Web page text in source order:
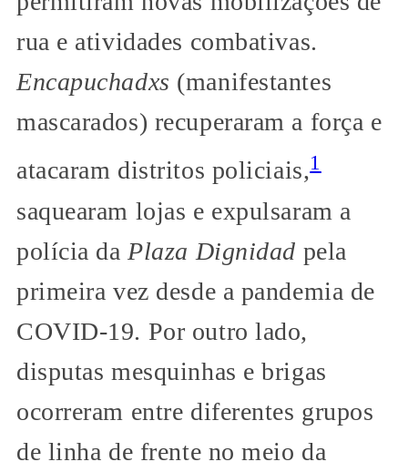
rua e atividades combativas.
Encapuchadxs (manifestantes
mascarados) recuperaram a força e
atacaram distritos policiais,1
saquearam lojas e expulsaram a
polícia da Plaza Dignidad pela
primeira vez desde a pandemia de
COVID-19. Por outro lado,
disputas mesquinhas e brigas
ocorreram entre diferentes grupos
de linha de frente no meio da